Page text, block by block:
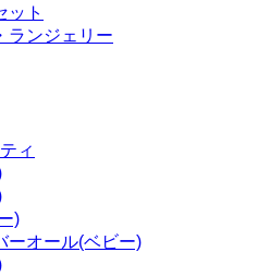
ット
ランジェリー
ィ
)
ーオール(ベビー)